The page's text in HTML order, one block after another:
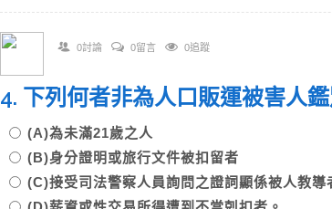
0討論 0留言 0追蹤
4. 下列何者非為人口販運被害人
(A)為未滿21歲之人
(B)身分證明或旅行文件被扣留者
(C)接受司法警察人員詢問之證詞顯係被人教導